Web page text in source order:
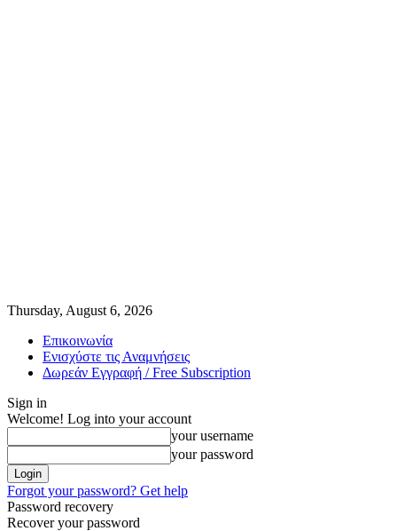
Thursday, August 6, 2026
Επικοινωνία
Ενισχύστε τις Αναμνήσεις
Δωρεάν Εγγραφή / Free Subscription
Sign in
Welcome! Log into your account
your username
your password
Forgot your password? Get help
Password recovery
Recover your password